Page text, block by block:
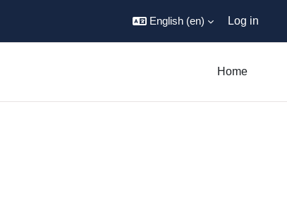
English ‎(en)‎ Log in
Home